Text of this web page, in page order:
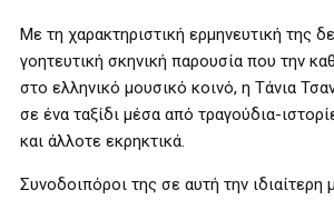
Με τη χαρακτηριστική ερμηνευτική της
γοητευτική σκηνική παρουσία που την
στο ελληνικό μουσικό κοινό, η Τάνια
σε ένα ταξίδι μέσα από τραγούδια-
και άλλοτε εκρηκτικά.
Συνοδοιπόροι της σε αυτή την ιδιαίτερη